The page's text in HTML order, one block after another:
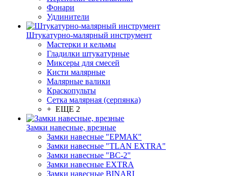
Фонари
Удлинители
Штукатурно-малярный инструмент
Мастерки и кельмы
Гладилки штукатурные
Миксеры для смесей
Кисти малярные
Малярные валики
Краскопульты
Сетка малярная (серпянка)
+ ЕЩЕ 2
Замки навесные, врезные
Замки навесные "ЕРМАК"
Замки навесные "TLAN EXTRA"
Замки навесные "ВС-2"
Замки навесные EXTRA
Замки навесные BINARI